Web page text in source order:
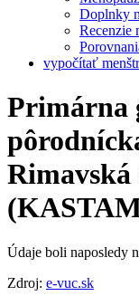
Doplnky
Recenzie
vypočítať
Primárna
Rimavská
Údaje boli naposledy
Zdroj: e-vuc.sk